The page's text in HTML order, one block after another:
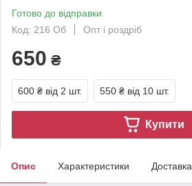
Готово до відправки
Код: 216 Об
Опт і роздріб
650 ₴
600 ₴ від 2 шт. 550 ₴ від 10 шт.
Купити
Опис Характеристики Доставка